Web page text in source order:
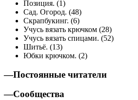
Позиция. (1)
Сад. Огород. (48)
Скрапбукинг. (6)
Учусь вязать крючком (28)
Учусь вязать спицами. (52)
Шитьё. (13)
Юбки крючком. (2)
—Постоянные читатели
—Сообщества